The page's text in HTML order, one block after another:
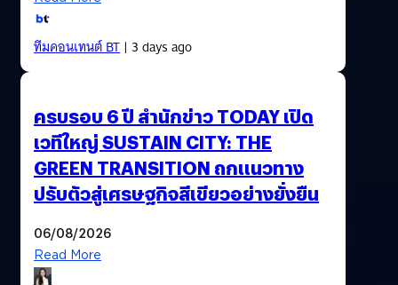
ทีมคอนเทนต์ BT| 3 days ago
ครบรอบ 6 ปี สำนักข่าว TODAY เปิด
เวทีใหญ่ SUSTAIN CITY: THE
GREEN TRANSITION ถกแนวทาง
ปรับตัวสู่เศรษฐกิจสีเขียวอย่างยั่งยืน
06/08/2026
Read More